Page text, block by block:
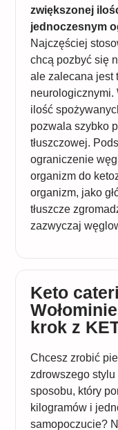
zwiększonej
jednoczesnym
Najczęściej
chcą pozbyć się
ale zalecana jest
neurologicznymi.
ilość
pozwala szybko
tłuszczowej.
ograniczenie
organizm do
organizm, jako
tłuszcze
zazwyczaj
Keto
krok z
Chcesz zrobić
zdrowszego
sposobu, który
kilogramów i
samopoczucie?